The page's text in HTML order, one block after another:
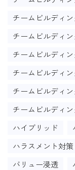
チームビルディ
チームビルディ
チームビルディ
チームビルディ
チームビルディ
チームビルディ
ハイブリッド
ハラスメント対
バリュー浸透